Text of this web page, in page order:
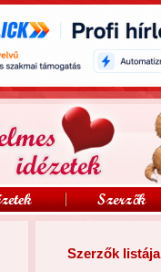
Szerzők listája